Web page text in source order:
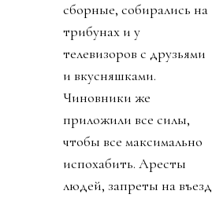
сборные, собирались на
трибунах и у
телевизоров с друзьями
и вкусняшками.
Чиновники же
приложили все силы,
чтобы все максимально
испохабить. Аресты
людей, запреты на въезд